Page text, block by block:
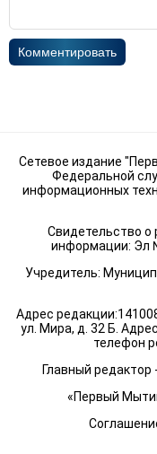
Комментировать
Сетевое издание
Федеральной
информационных
Свидетельство о
информации: Эл
Учредитель:
Адрес
ул. Мира, д. 32 Б.
телефон
Главный
«Первый